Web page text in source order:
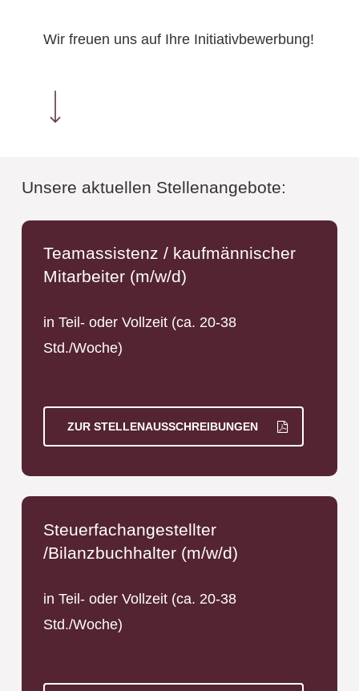
Wir freuen uns auf Ihre Initiativbewerbung!
Unsere aktuellen Stellenangebote:
Teamassistenz / kaufmännischer
Mitarbeiter (m/w/d)
in Teil- oder Vollzeit (ca. 20-38
Std./Woche)
ZUR STELLENAUSSCHREIBUNGEN
Steuerfachangestellter
/Bilanzbuchhalter (m/w/d)
in Teil- oder Vollzeit (ca. 20-38
Std./Woche)